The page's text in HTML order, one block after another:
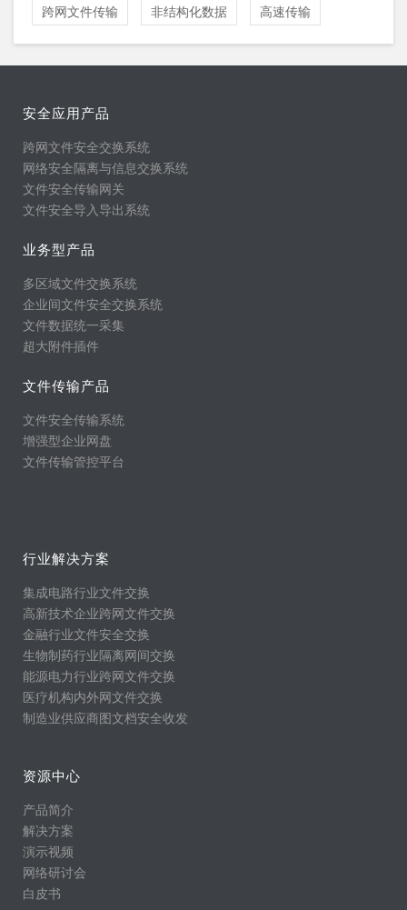
跨网文件传输 非结构化数据 高速传输
安全应用产品
跨网文件安全交换系统
网络安全隔离与信息交换系统
文件安全传输网关
文件安全导入导出系统
业务型产品
多区域文件交换系统
企业间文件安全交换系统
文件数据统一采集
超大附件插件
文件传输产品
文件安全传输系统
增强型企业网盘
文件传输管控平台
行业解决方案
集成电路行业文件交换
高新技术企业跨网文件交换
金融行业文件安全交换
生物制药行业隔离网间交换
能源电力行业跨网文件交换
医疗机构内外网文件交换
制造业供应商图文档安全收发
资源中心
产品简介
解决方案
演示视频
网络研讨会
白皮书